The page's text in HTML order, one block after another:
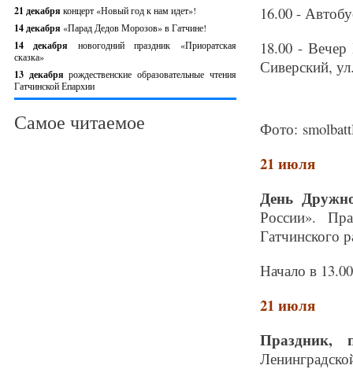
21 декабря концерт «Новый год к нам идет»!
14 декабря «Парад Дедов Морозов» в Гатчине!
14 декабря новогодний праздник «Приоратская
сказка»
13 декабрярождественские образовательные чтения
Гатчинской Епархии
Самое читаемое
16.00 -
18.00 - Вечер
Сиверский,
Фото:
21 июля
День
России».
Гатчинского
Начало в
21 июля
Праздник,